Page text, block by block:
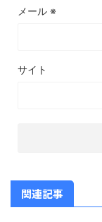
メール ※
サイト
関連記事